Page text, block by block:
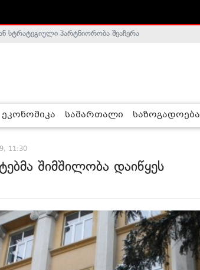
მთავრობა არალეგიტიმურია - ჰელსინკის კომისია
ეკონომიკა სამართალი საზოგადოება
11:30
შიმშილობა დაიწყეს